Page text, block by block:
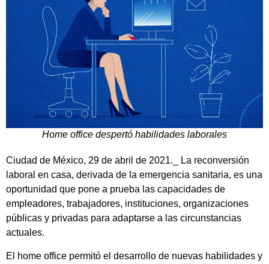
Home office despertó habilidades laborales
Ciudad de México, 29 de abril de 2021._ La reconversión
laboral en casa, derivada de la emergencia sanitaria, es una
oportunidad que pone a prueba las capacidades de
empleadores, trabajadores, instituciones, organizaciones
públicas y privadas para adaptarse a las circunstancias
actuales.
El home office permitó el desarrollo de nuevas habilidades y